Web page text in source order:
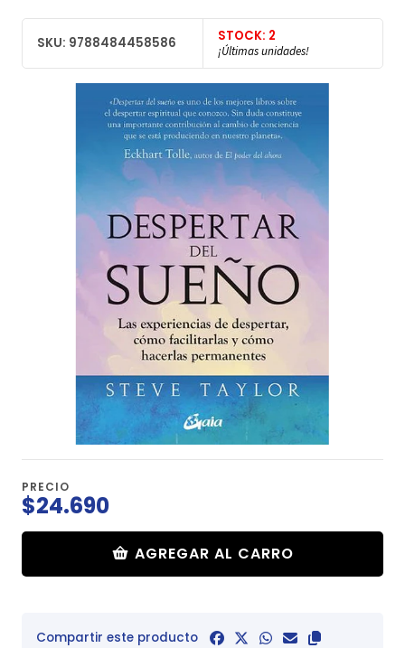
SKU: 9788484458586 STOCK: 2
¡Últimas unidades!
PRECIO
$24.690
AGREGAR AL CARRO
Compartir este producto